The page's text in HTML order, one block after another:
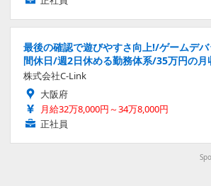
最後の確認で遊びやすさ向上!/ゲームデ
間休日/週2日休める勤務体系/35万円の月
株式会社C-Link
大阪府
月給32万8,000円～34万8,000円
正社員